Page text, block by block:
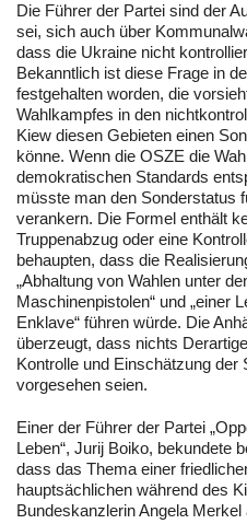
Die Führer der Partei sind der
sei, sich auch über
dass die Ukraine nicht
Bekanntlich ist diese Frage in
festgehalten worden, die
Wahlkampfes in den
Kiew diesen Gebieten einen
könne. Wenn die OSZE die
demokratischen Standards
müsste man den Sonderstatus
verankern. Die Formel enthält
Truppenabzug oder eine
behaupten, dass die
„Abhaltung von Wahlen unter
Maschinenpistolen“ und „einer
Enklave“ führen würde. Die
überzeugt, dass nichts
Kontrolle und Einschätzung
vorgesehen seien.
Einer der Führer der Partei
Leben“, Jurij Boiko, bekundete
dass das Thema einer
hauptsächlichen während des
Bundeskanzlerin Angela